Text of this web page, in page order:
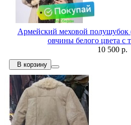
Армейский меховой полушубок
овчины белого цвета с
10 500 р.
В корзину